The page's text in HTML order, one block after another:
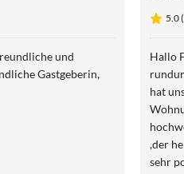
und
Gastgeberin,
5.0
Hallo
hat
,der
sehr